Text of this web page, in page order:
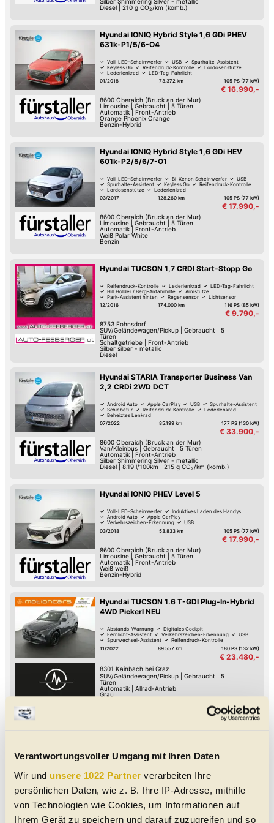
Verantwortungsvoller Umgang mit Ihren Daten
Wir und unsere 1022 Partner verarbeiten Ihre
persönlichen Daten, wie z. B. Ihre IP-Adresse, mithilfe
von Technologien wie Cookies, um Informationen auf
Ihrem Gerät zu speichern und darauf zuzugreifen und so
Silber Shimmering Silver - metallic
Diesel
210 g CO2/km (komb.)
Hyundai IONIQ Hybrid Style 1,6 GDi PHEV
631k-P1/5/6-O4
Voll-LED-Scheinwerfer USB
Spurhalte-Assistent
Keyless Go
Reifendruck-Kontrolle
Lordosenstütze
Lederlenkrad
LED-Tag-Fahrlicht
01/2018
73.372 km 105 PS (77 kW)
€ 16.990,-
8600 Oberaich (Bruck an der Mur)
Limousine| Gebraucht|
5 Türen
Automatik| Front-Antrieb
Orange Phoenix Orange
Benzin-Hybrid
Hyundai IONIQ Hybrid Style 1,6 GDi HEV
601k-P2/5/6/7-O1
Voll-LED-Scheinwerfer Bi-Xenon Scheinwerfer
USB
Spurhalte-Assistent
Keyless Go
Reifendruck-Kontrolle
Lordosenstütze
Lederlenkrad
03/2017
128.260 km 105 PS (77 kW)
€ 17.990,-
8600 Oberaich (Bruck an der Mur)
Limousine| Gebraucht|
5 Türen
Automatik| Front-Antrieb
Weiß Polar White
Benzin
Hyundai TUCSON 1,7 CRDI Start-Stopp Go
Reifendruck-Kontrolle Lederlenkrad
LED-Tag-Fahrlicht
Hill Holder / Berg-Anfahrhilfe
Armstütze
Park-Assistent hinten
Regensensor
Lichtsensor
12/2016
174.000 km 116 PS (85 kW)
€ 9.790,-
8753 Fohnsdorf
SUV/Geländewagen/Pickup| Gebraucht|
5
Türen
Schaltgetriebe|
Front-Antrieb
Silber silber - metallic
Diesel
Hyundai STARIA Transporter Business Van
2,2 CRDi 2WD DCT
Android Auto Apple CarPlay USB
Spurhalte-Assistent
Schiebetür
Reifendruck-Kontrolle
Lederlenkrad
Beheiztes Lenkrad
07/2022
85.199 km 177 PS (130 kW)
€ 33.900,-
8600 Oberaich (Bruck an der Mur)
Van/Kleinbus| Gebraucht|
5 Türen
Automatik|
Front-Antrieb
Silber Shimmering Silver - metallic
Diesel
8.19 l/100km 215 g CO2/km (komb.)
Hyundai IONIQ PHEV Level 5
Voll-LED-Scheinwerfer
Induktives Laden des Handys
Android Auto
Apple CarPlay
Verkehrszeichen-Erkennung
USB
Spurwechsel-Assistent
Spurhalte-Assistent
03/2018 53.833 km 105 PS (77 kW)
€ 17.990,-
8600 Oberaich (Bruck an der Mur)
Limousine| Gebraucht|
5 Türen
Automatik| Front-Antrieb
Weiß weiß
Benzin-Hybrid
Hyundai TUCSON 1.6 T-GDI Plug-In-Hybrid
4WD Pickerl NEU
Abstands-Warnung
Digitales Cockpit
Fernlicht-Assistent
Verkehrszeichen-Erkennung
USB
Spurwechsel-Assistent
Reifendruck-Kontrolle
Lederlenkrad
11/2022 89.557 km 180 PS (132 kW)
€ 23.480,-
8301 Kainbach bei Graz
SUV/Geländewagen/Pickup| Gebraucht
5
Türen
Automatik| Allrad-Antrieb
Grau
Abstands-Warnung USB
Spurhalte-Assistent
Reifendruck-Kontrolle
12/2022
113.119 km
Kombi|Gebraucht| 5 Türen
Automatik
Front-Antrieb
Grau